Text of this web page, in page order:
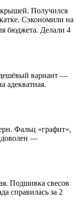
Получился
Сэкономили на
бюджета. Делали 4
вариант —
адекватная.
Фальц «графит»,
доволен —
Подшивка свесов
справилась за 2